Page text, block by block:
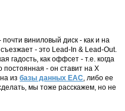
виниловый диск - как и на
- это Lead-In & Lead-Out.
гадость, как оффсет - т.е. когда
постоянная - он ставит на Х
избазы данных EAC, либо ее
мы тоже расскажем, но не